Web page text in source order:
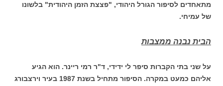
מתאחדים לסיפור הגורל היהודי, "פצצת הזמן היהודית" בלשונו
של עמיחי.
הבית נבנה ממצבות
על שני בתי הקברות סיפר לי ידידי, ד"ר רמי ריינר. הוא הגיע
אליהם כמעט במקרה. הסיפור מתחיל בשנת 1987 בעיר וירצבורג